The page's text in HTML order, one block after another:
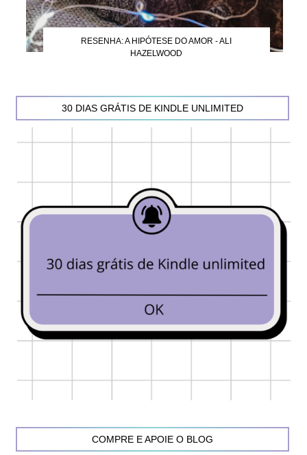
RESENHA: A HIPÓTESE DO AMOR - ALI
HAZELWOOD
30 DIAS GRÁTIS DE KINDLE UNLIMITED
COMPRE E APOIE O BLOG